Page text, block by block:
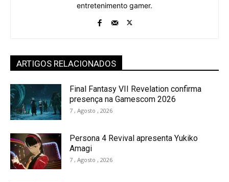
entretenimento gamer.
ARTIGOS RELACIONADOS
Final Fantasy VII Revelation confirma
presença na Gamescom 2026
7 , Agosto , 2026
Persona 4 Revival apresenta Yukiko
Amagi
7 , Agosto , 2026